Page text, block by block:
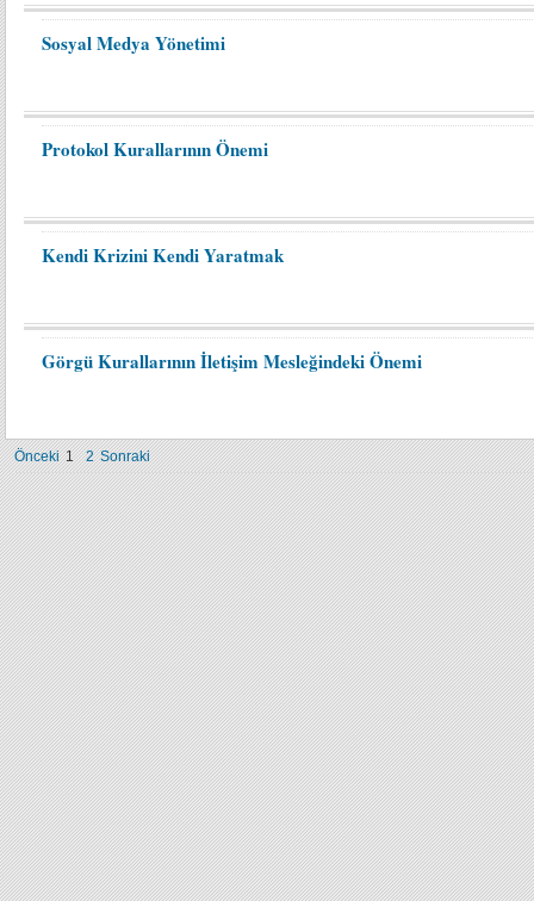
Sosyal Medya Yönetimi
Protokol Kurallarının Önemi
Kendi Krizini Kendi Yaratmak
Görgü Kurallarının İletişim Mesleğindeki Önemi
Önceki 1 2 Sonraki